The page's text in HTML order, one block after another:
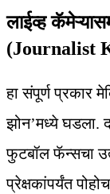
लाईव्ह
(Journalist
हा संपूर्ण प्रकार
झोन’मध्ये घडला.
फुटबॉल फॅन्सचा
प्रेक्षकांपर्यंत